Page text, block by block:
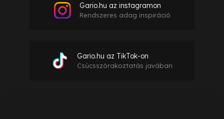
Gario.hu az instagramon
Rendszeres adag inspiráció
Gario.hu az TikTok-on
Csúcsszórakoztatás javában